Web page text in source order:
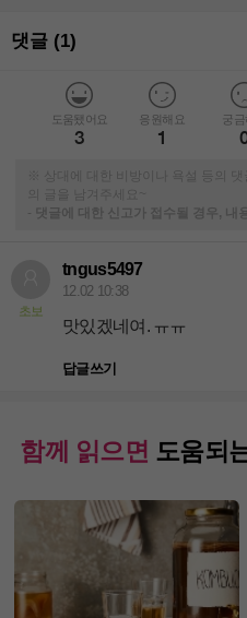
댓글 (1)
도움됐어요
3
응원해요
1
궁금
※ 상대에 대한 비방이나 욕설 등의 댓
-
댓글에 대한 신고가 접수될 경우,
초보
tngus5497
12.02 10:38
맛있겠네여. ㅠㅠ
답글쓰기
함께 읽으면 도움되